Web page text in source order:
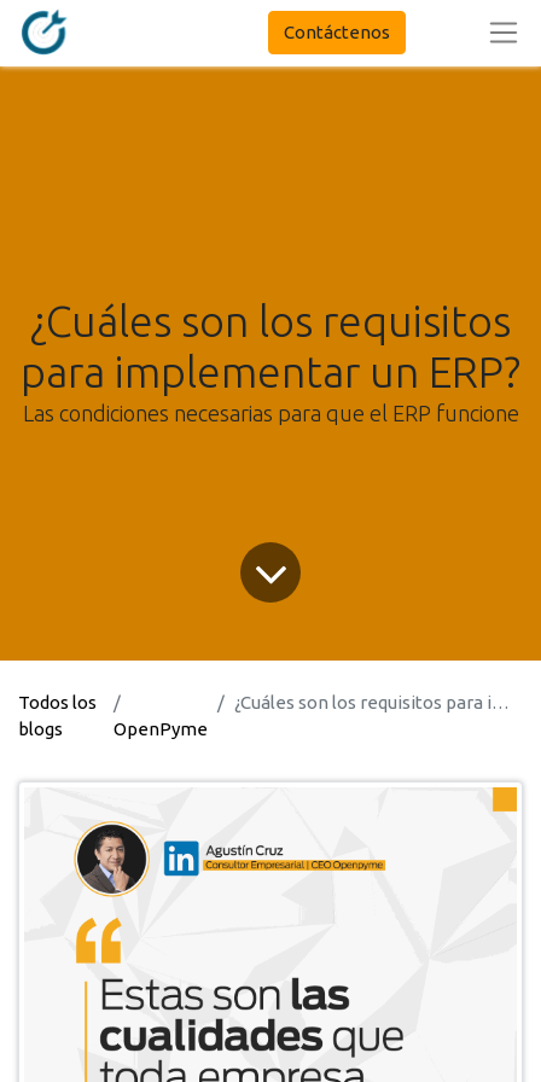
Contáctenos
¿Cuáles son los requisitos
para implementar un ERP?
Las condiciones necesarias para que el ERP funcione
Todos los
blogs
OpenPyme
¿Cuáles son los requisitos para implementar un ERP?